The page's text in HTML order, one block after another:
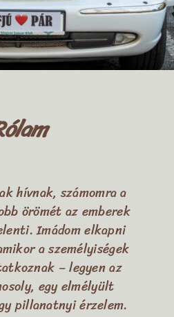
hívnak, számomra a
örömét az emberek
Imádom elkapni
a személyiségek
– legyen az
egy elmélyült
pillanatnyi érzelem.